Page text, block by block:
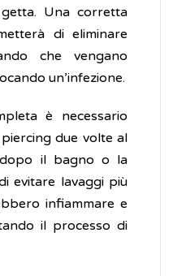
Una corretta
di eliminare
che vengano
un’infezione.
è necessario
due volte al
il bagno o la
evitare lavaggi più
infiammare e
il processo di